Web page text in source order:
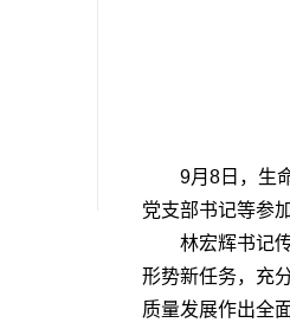
9月8日，生
党支部书记等参
林宏辉书记
形势新任务，充
质量发展作出全